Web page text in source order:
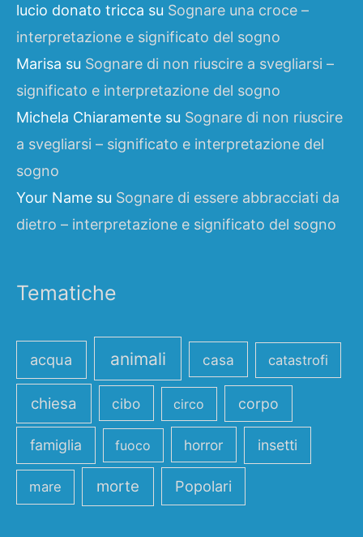
lucio donato tricca su Sognare una croce –
interpretazione e significato del sogno
Marisa su Sognare di non riuscire a svegliarsi –
significato e interpretazione del sogno
Michela Chiaramente su Sognare di non riuscire
a svegliarsi – significato e interpretazione del
sogno
Your Name su Sognare di essere abbracciati da
dietro – interpretazione e significato del sogno
Tematiche
acqua animali casa catastrofi
chiesa cibo circo corpo
famiglia fuoco horror insetti
mare morte Popolari